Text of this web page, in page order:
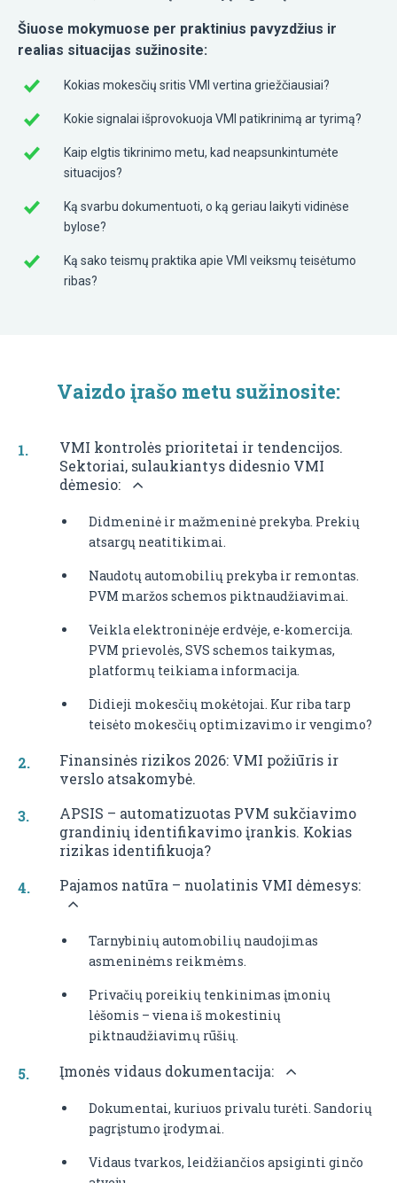
Šiuose mokymuose per praktinius pavyzdžius ir
realias situacijas sužinosite:
Kokias mokesčių sritis VMI vertina griežčiausiai?
Kokie signalai išprovokuoja VMI patikrinimą ar tyrimą?
Kaip elgtis tikrinimo metu, kad neapsunkintumėte
situacijos?
Ką svarbu dokumentuoti, o ką geriau laikyti vidinėse
bylose?
Ką sako teismų praktika apie VMI veiksmų teisėtumo
ribas?
Vaizdo įrašo metu sužinosite:
VMI kontrolės prioritetai ir tendencijos.
Sektoriai, sulaukiantys didesnio VMI
dėmesio:
Didmeninė ir mažmeninė prekyba. Prekių
atsargų neatitikimai.
Naudotų automobilių prekyba ir remontas.
PVM maržos schemos piktnaudžiavimai.
Veikla elektroninėje erdvėje, e-komercija.
PVM prievolės, SVS schemos taikymas,
platformų teikiama informacija.
Didieji mokesčių mokėtojai. Kur riba tarp
teisėto mokesčių optimizavimo ir vengimo?
Finansinės rizikos 2026: VMI požiūris ir
verslo atsakomybė.
APSIS – automatizuotas PVM sukčiavimo
grandinių identifikavimo įrankis. Kokias
rizikas identifikuoja?
Pajamos natūra – nuolatinis VMI dėmesys:
Tarnybinių automobilių naudojimas
asmeninėms reikmėms.
Privačių poreikių tenkinimas įmonių
lėšomis – viena iš mokestinių
piktnaudžiavimų rūšių.
Įmonės vidaus dokumentacija:
Dokumentai, kuriuos privalu turėti. Sandorių
pagrįstumo įrodymai.
Vidaus tvarkos, leidžiančios apsiginti ginčo